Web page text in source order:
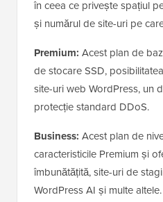
în ceea ce privește spațiul
și numărul de site-uri pe
Premium: Acest plan de
de stocare SSD,
site-uri web WordPress, un
protecție standard DDoS.
Business: Acest plan de
caracteristicile Premium și
îmbunătățită, site-uri de
WordPress AI și multe altele.